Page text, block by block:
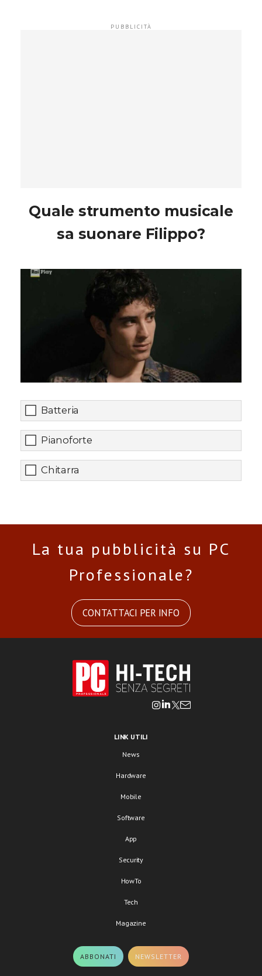
Quale strumento musicale
sa suonare Filippo?
Batteria
Pianoforte
Chitarra
La tua pubblicità su PC
Professionale?
CONTATTACI PER INFO
LINK UTILI
News
Hardware
Mobile
Software
App
Security
HowTo
Tech
Magazine
ABBONATI NEWSLETTER